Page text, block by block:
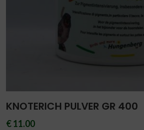
KNOTERICH PULVER GR 400
€ 11.00